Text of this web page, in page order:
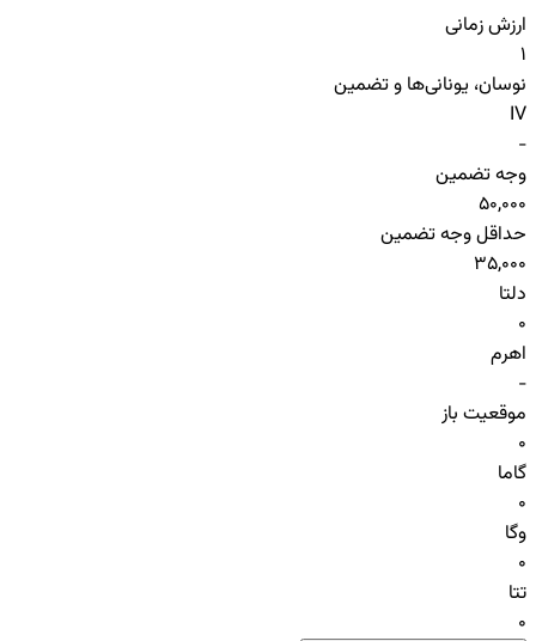
ارزش زمانی
1
نوسان، یونانی‌ها و تضمین
IV
-
وجه تضمین
50,000
حداقل وجه تضمین
35,000
دلتا
0
اهرم
-
موقعیت باز
0
گاما
0
وگا
0
تتا
0